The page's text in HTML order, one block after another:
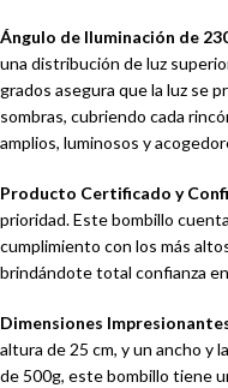
Ángulo de Iluminación de
una distribución de luz
grados asegura que la luz se
sombras, cubriendo cada
amplios, luminosos y
Producto Certificado y
prioridad. Este bombillo
cumplimiento con los más
brindándote total confianza
Dimensiones
altura de 25 cm, y un ancho y
de 500g, este bombillo tiene